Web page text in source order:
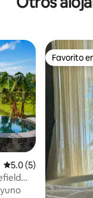
Calificación
5.0 (5)
Favorito
Favorito